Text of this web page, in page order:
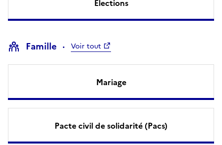
Élections
Famille Voir tout
Mariage
Pacte civil de solidarité (Pacs)